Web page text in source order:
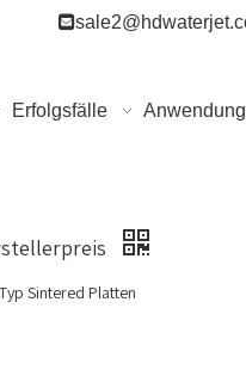

Erfolgsfälle
Sintered Platten